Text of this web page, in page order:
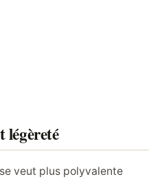
légèreté
veut plus polyvalente